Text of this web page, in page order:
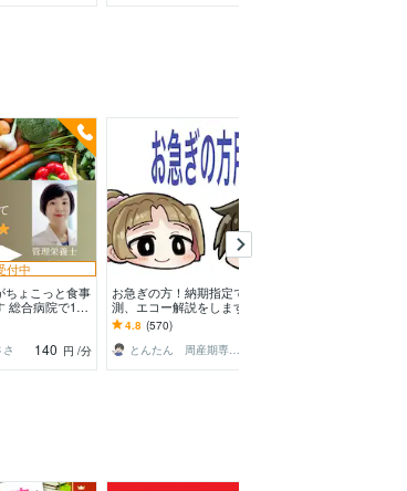
付中
ちょこっと食事
総合病院で10
あり！食事の
140 円 /分
お急ぎの方！納期指定で性別予
測、エコー解説をします 性別予
測、エコー解説について納品日ご
指定のある方はこちら！
4.8 (570)
とんたん 周産期専門医 超音波専門医